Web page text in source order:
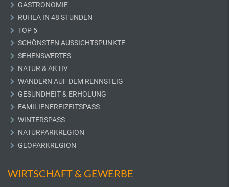
GASTRONOMIE
RUHLA IN 48 STUNDEN
TOP 5
SCHÖNSTEN AUSSICHTSPUNKTE
SEHENSWERTES
NATUR & AKTIV
WANDERN AUF DEM RENNSTEIG
GESUNDHEIT & ERHOLUNG
FAMILIENFREIZEITSPASS
WINTERSPASS
NATURPARKREGION
GEOPARKREGION
WIRTSCHAFT & GEWERBE